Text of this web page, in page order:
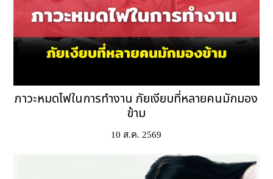
ภาวะหมดไฟในการทำงาน ภัยเงียบที่หลายคนมักมอง
ข้าม
10 ส.ค. 2569